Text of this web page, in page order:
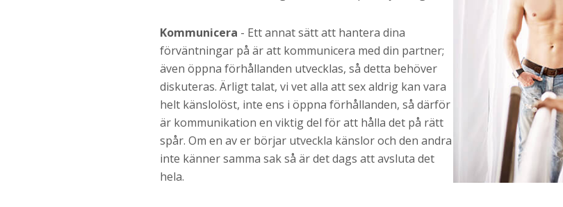
Kommunicera - Ett annat sätt att hantera dina
förväntningar på är att kommunicera med din partner;
även öppna förhållanden utvecklas, så detta behöver
diskuteras. Ärligt talat, vi vet alla att sex aldrig kan vara
helt känslolöst, inte ens i öppna förhållanden, så därför
är kommunikation en viktig del för att hålla det på rätt
spår. Om en av er börjar utveckla känslor och den andra
inte känner samma sak så är det dags att avsluta det
hela.